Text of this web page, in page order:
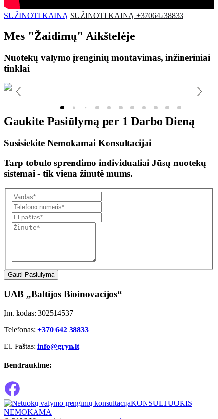
SUŽINOTI KAINĄ SUŽINOTI KAINĄ +37064238833
Mes "Žaidimų" Aikštelėje
Nuotekų valymo įrenginių montavimas, inžineriniai
tinklai
Gaukite Pasiūlymą per 1 Darbo Dieną
Susisiekite Nemokamai Konsultacijai
Tarp tobulo sprendimo individualiai Jūsų nuotekų
sistemai - tik viena žinutė mums.
Gauti Pasiūlymą
UAB „Baltijos Bioinovacijos“
Įm. kodas: 302514537
Telefonas: +370 642 38833
El. Paštas: info@gryn.lt
Bendraukime:
KONSULTUOKIS
NEMOKAMA